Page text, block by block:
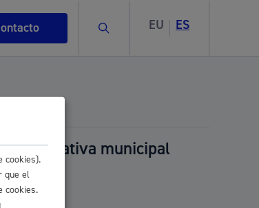
Buscar EU ES
normativa municipal
cookies).
que el
cookies.